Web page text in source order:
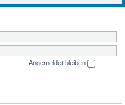
Angemeldet bleiben